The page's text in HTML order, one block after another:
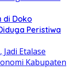
di Doko
Peristiwa